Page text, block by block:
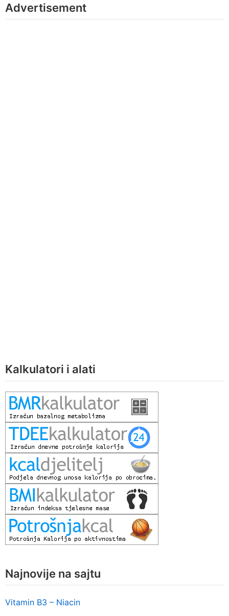
Advertisement
Kalkulatori i alati
Najnovije na sajtu
Vitamin B3 – Niacin